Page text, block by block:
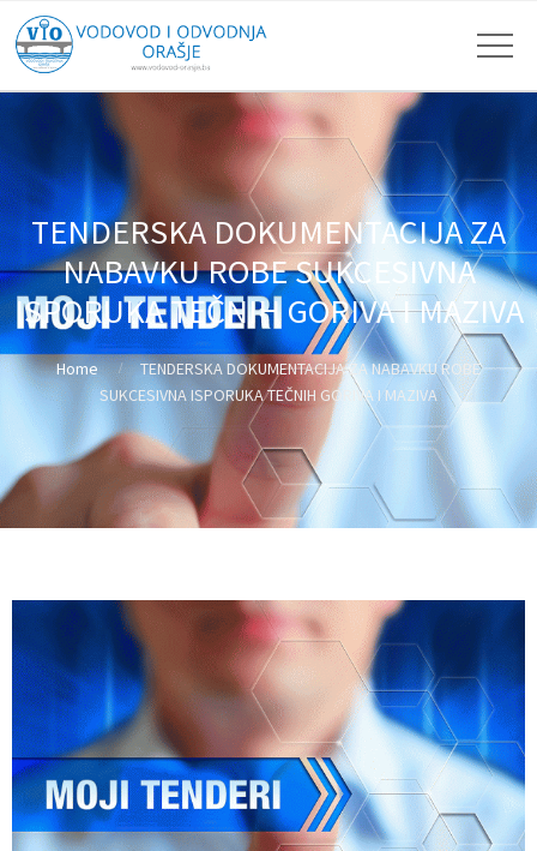
TENDERSKA DOKUMENTACIJA ZA
NABAVKU ROBE SUKCESIVNA
ISPORUKA TEČNIH GORIVA I MAZIVA
Home
TENDERSKA DOKUMENTACIJA ZA NABAVKU ROBE
SUKCESIVNA ISPORUKA TEČNIH GORIVA I MAZIVA